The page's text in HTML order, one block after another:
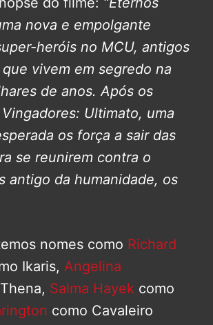
nova e empolgante
heróis no MCU, antigos
vivem em segredo na
de anos. Após os
Ultimato, uma
os força a sair das
se reunirem contra o
antigo da humanidade, os
nomes como Richard
Ikaris, Angelina
Salma Hayek como
como Cavaleiro